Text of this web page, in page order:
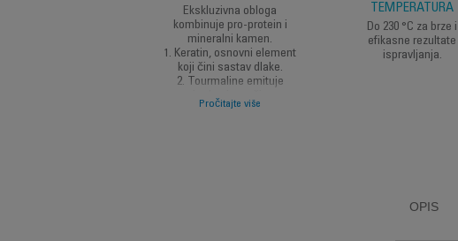
Ekskluzivna obloga
kombinuje pro-protein i
mineralni kamen.
1. Keratin, osnovni element
koji čini sastav dlake.
2. Tourmaline emituje
prirodne jone, čime
osigurava sjaj i
Pročitajte više
TEMPERATURA
Do 230 °C za brze i
efikasne rezultate
ispravljanja.
OPIS